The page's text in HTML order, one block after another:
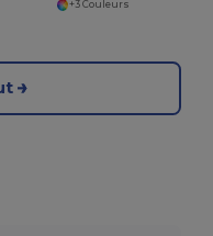
+3 Couleurs